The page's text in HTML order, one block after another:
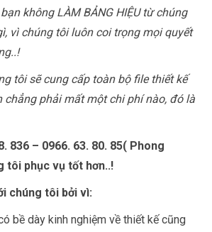
không LÀM BẢNG HIỆU từ chúng
vì chúng tôi luôn coi trọng mọi quyết
tôi sẽ cung cấp toàn bộ file thiết kế
chẳng phải mất một chi phí nào, đó là
836 – 0966. 63. 80. 85( Phong
tôi phục vụ tốt hơn..!
chúng tôi bởi vì:
bề dày kinh nghiệm về thiết kế cũng